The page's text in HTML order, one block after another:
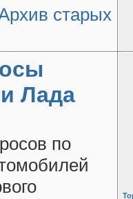
старых
Лада
по